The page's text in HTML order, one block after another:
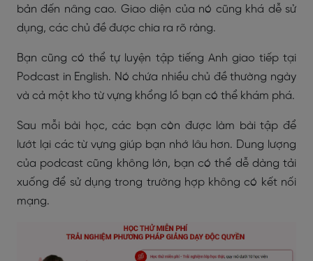
bản đến nâng cao. Giao diện của nó cũng khá dễ sử
dụng, các chủ đề được chia ra rõ ràng.
Bạn cũng có thể tự luyện tập tiếng Anh giao tiếp tại
Podcast in English. Nó chứa nhiều chủ đề thường ngày
và cả một kho từ vựng khổng lồ bạn có thể khám phá.
Sau mỗi bài học, các bạn còn được làm bài tập để
lướt lại các từ vựng giúp bạn nhớ lâu hơn. Dung lượng
của podcast cũng không lớn, bạn có thể dễ dàng tải
xuống để sử dụng trong trường hợp không có kết nối
mạng.